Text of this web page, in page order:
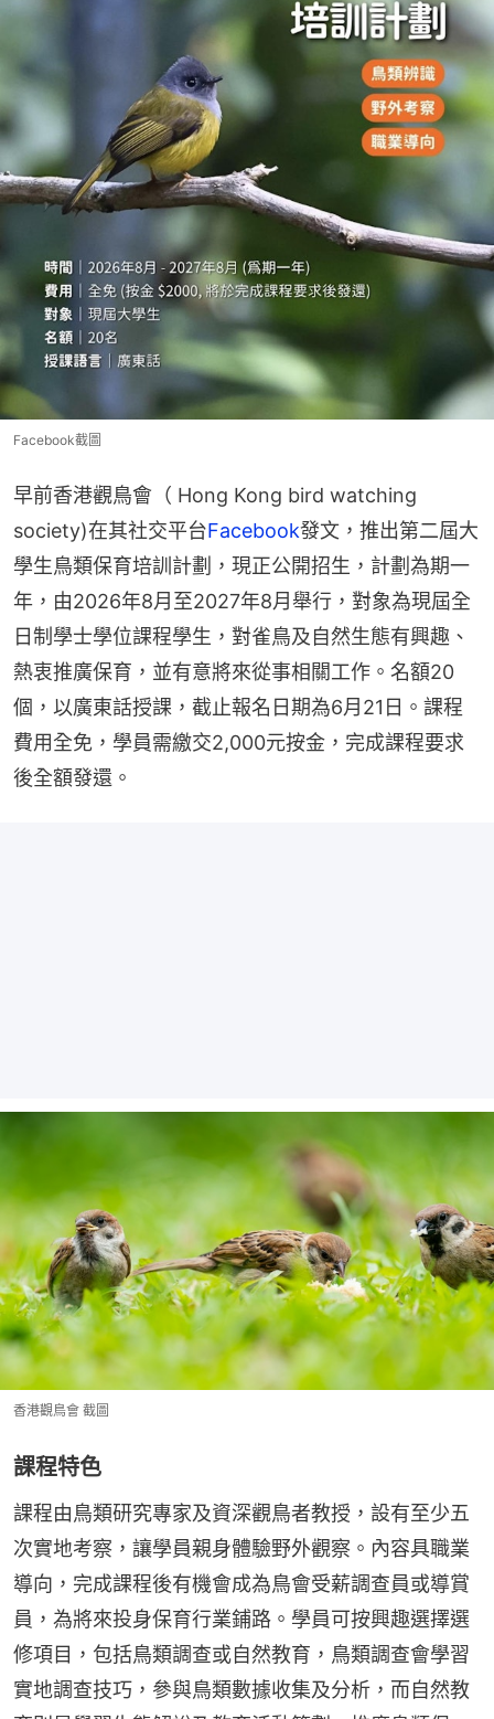
Facebook截圖
早前香港觀鳥會（ Hong Kong bird watching
society)在其社交平台Facebook發文，推出第二屆大
學生鳥類保育培訓計劃，現正公開招生，計劃為期一
年，由2026年8月至2027年8月舉行，對象為現屆全
日制學士學位課程學生，對雀鳥及自然生態有興趣、
熱衷推廣保育，並有意將來從事相關工作。名額20
個，以廣東話授課，截止報名日期為6月21日。課程
費用全免，學員需繳交2,000元按金，完成課程要求
後全額發還。
香港觀鳥會 截圖
課程特色
課程由鳥類研究專家及資深觀鳥者教授，設有至少五
次實地考察，讓學員親身體驗野外觀察。內容具職業
導向，完成課程後有機會成為鳥會受薪調查員或導賞
員，為將來投身保育行業鋪路。學員可按興趣選擇選
修項目，包括鳥類調查或自然教育，鳥類調查會學習
實地調查技巧，參與鳥類數據收集及分析，而自然教